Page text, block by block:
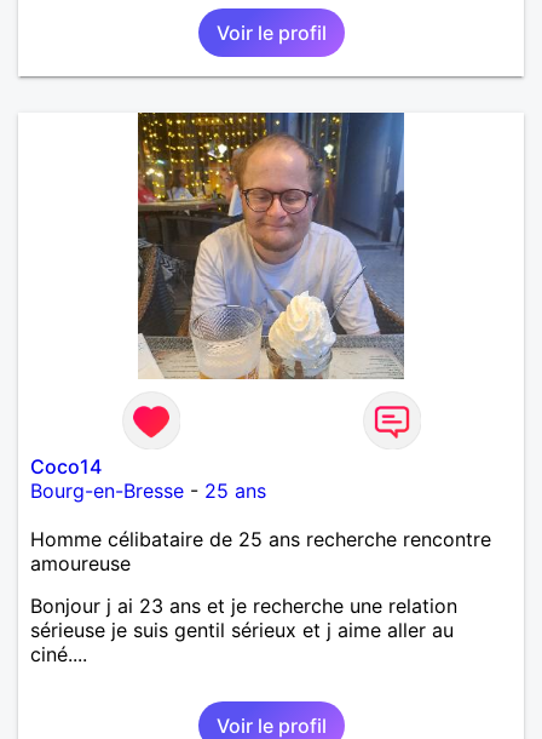
Voir le profil
Coco14
Bourg-en-Bresse - 25 ans
Homme célibataire de 25 ans recherche rencontre
amoureuse
Bonjour j ai 23 ans et je recherche une relation
sérieuse je suis gentil sérieux et j aime aller au
ciné....
Voir le profil